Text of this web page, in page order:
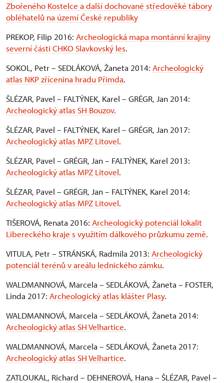
Zbořeného Kostelce a další dochované středověké tábory
obléhatelů na území České republiky
PREKOP, Filip 2016: Archeologická mapa montánní krajiny
severní části CHKO Slavkovský les.
SOKOL, Petr – SEDLÁKOVÁ, Žaneta 2014: Archeologický
atlas NKP zřícenina hradu Přimda.
ŠLÉZAR, Pavel – FALTÝNEK, Karel – GRÉGR, Jan 2014:
Archeologický atlas SH Bouzov.
ŠLÉZAR, Pavel – FALTÝNEK, Karel – GRÉGR, Jan 2017:
Archeologický atlas MPZ Litovel.
ŠLÉZAR, Pavel – GRÉGR, Jan – FALTÝNEK, Karel 2013:
Archeologický atlas MPZ Litovel.
ŠLÉZAR, Pavel – GRÉGR, Jan – FALTÝNEK, Karel 2014:
Archeologický atlas MPZ Litovel.
TIŠEROVÁ, Renata 2016: Archeologický potenciál lokalit
Libereckého kraje s využitím dálkového průzkumu země.
VITULA, Petr – STRÁNSKÁ, Radmila 2013: Archeologický
potenciál terénů v areálu lednického zámku.
WALDMANNOVÁ, Marcela – SEDLÁKOVÁ, Žaneta – FOSTER,
Linda 2017: Archeologický atlas klášter Plasy.
WALDMANNOVÁ, Marcela – SEDLÁKOVÁ, Žaneta 2014:
Archeologický atlas SH Velhartice.
WALDMANNOVÁ, Marcela – SEDLÁKOVÁ, Žaneta 2017:
Archeologický atlas SH Velhartice.
ZATLOUKAL, Richard – DEHNEROVÁ, Hana – ŠLÉZAR, Pavel –